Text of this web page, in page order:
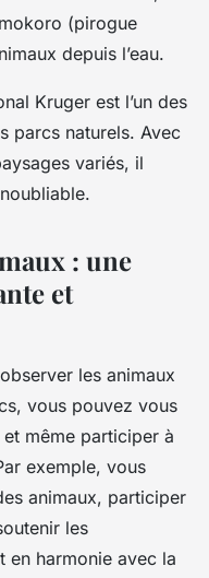
(pirogue
depuis l’eau.
Kruger est l’un des
parcs naturels. Avec
variés, il
: une
et
les animaux
vous pouvez vous
même participer à
exemple, vous
animaux, participer
les
en harmonie avec la